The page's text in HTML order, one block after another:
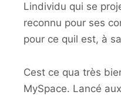
Lindividu qui se
reconnu pour ses
pour ce quil est, à
Cest ce qua très
MySpace. Lancé